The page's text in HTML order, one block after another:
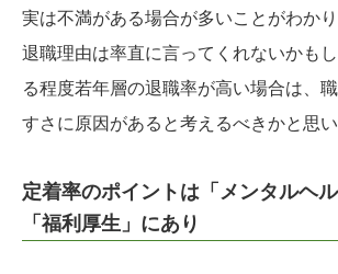
実は不満がある場合が多いことがわかり
退職理由は率直に言ってくれないかも
る程度若年層の退職率が高い場合は、
すさに原因があると考えるべきかと思い
定着率のポイントは「メンタルヘル
「福利厚生」にあり